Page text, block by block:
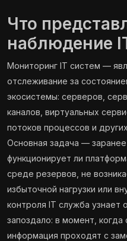
Что
наблюдение
Мониторинг IT систем —
отслеживание за
экосистемы: серверов,
каналов, виртуальных
потоков процессов и
Основная задача —
функционирует ли
среде резервов, не
избыточной нагрузки или
контроля IT служба узнает
запоздало: в момент, когда
информация проходят с